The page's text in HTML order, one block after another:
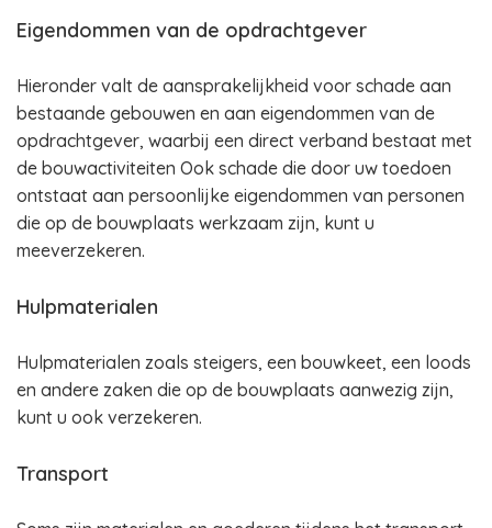
Eigendommen van de opdrachtgever
Hieronder valt de aansprakelijkheid voor schade aan
bestaande gebouwen en aan eigendommen van de
opdrachtgever, waarbij een direct verband bestaat met
de bouwactiviteiten Ook schade die door uw toedoen
ontstaat aan persoonlijke eigendommen van personen
die op de bouwplaats werkzaam zijn, kunt u
meeverzekeren.
Hulpmaterialen
Hulpmaterialen zoals steigers, een bouwkeet, een loods
en andere zaken die op de bouwplaats aanwezig zijn,
kunt u ook verzekeren.
Transport